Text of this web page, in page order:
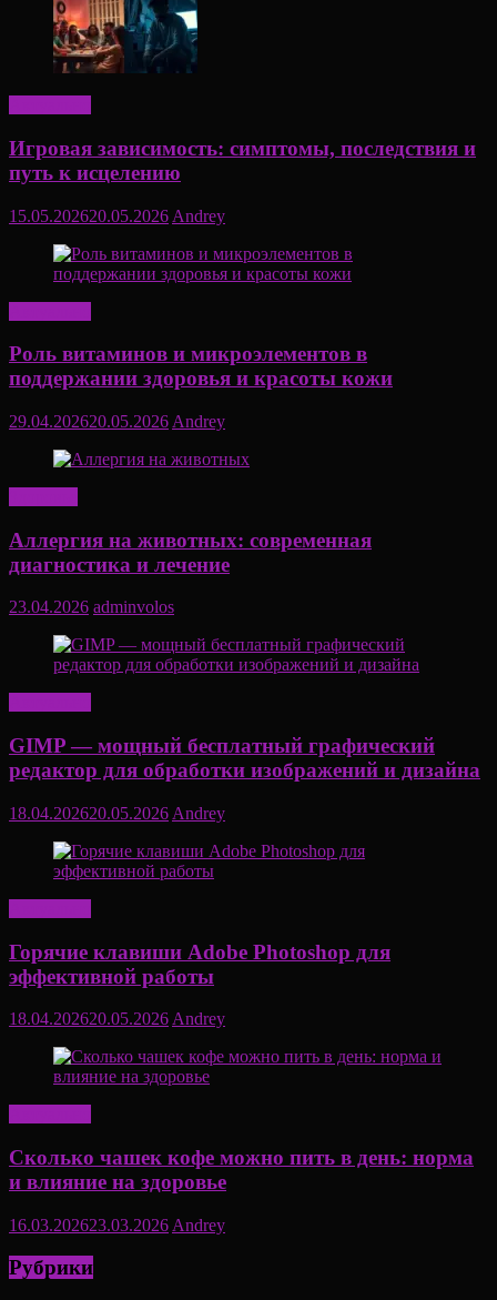
Игровая зависимость: симптомы, последствия и
путь к исцелению
15.05.202620.05.2026 Andrey
Роль витаминов и микроэлементов в
поддержании здоровья и красоты кожи
29.04.202620.05.2026 Andrey
Аллергия на животных: современная
диагностика и лечение
23.04.2026 adminvolos
GIMP — мощный бесплатный графический
редактор для обработки изображений и дизайна
18.04.202620.05.2026 Andrey
Горячие клавиши Adobe Photoshop для
эффективной работы
18.04.202620.05.2026 Andrey
Сколько чашек кофе можно пить в день: норма
и влияние на здоровье
16.03.202623.03.2026 Andrey
Рубрики